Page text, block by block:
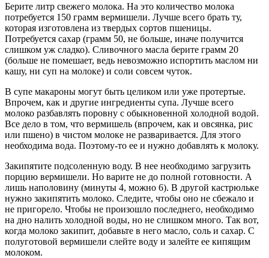
Берите литр свежего молока. На это количество молока
потребуется 150 грамм вермишели. Лучше всего брать ту,
которая изготовлена из твердых сортов пшеницы.
Потребуется сахар (грамм 50, не больше, иначе получится
слишком уж сладко). Сливочного масла берите грамм 20
(больше не помешает, ведь невозможно испортить маслом ни
кашу, ни суп на молоке) и соли совсем чуток.
В супе макароны могут быть целиком или уже протертые.
Впрочем, как и другие ингредиенты супа. Лучше всего
молоко разбавлять поровну с обыкновенной холодной водой.
Все дело в том, что вермишель (впрочем, как и овсянка, рис
или пшено) в чистом молоке не разваривается. Для этого
необходима вода. Поэтому-то ее и нужно добавлять к молоку.
Закипятите подсоленную воду. В нее необходимо загрузить
порцию вермишели. Но варите не до полной готовности. А
лишь наполовину (минуты 4, можно 6). В другой кастрюльке
нужно закипятить молоко. Следите, чтобы оно не сбежало и
не пригорело. Чтобы не произошло последнего, необходимо
на дно налить холодной воды, но не слишком много. Так вот,
когда молоко закипит, добавьте в него масло, соль и сахар. С
полуготовой вермишели слейте воду и залейте ее кипящим
молоком.